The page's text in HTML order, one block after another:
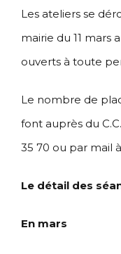
Les ateliers se
mairie du 11 mars
ouverts à toute
Le nombre de
font auprès du
35 70 ou par mail à
Le détail des
En mars